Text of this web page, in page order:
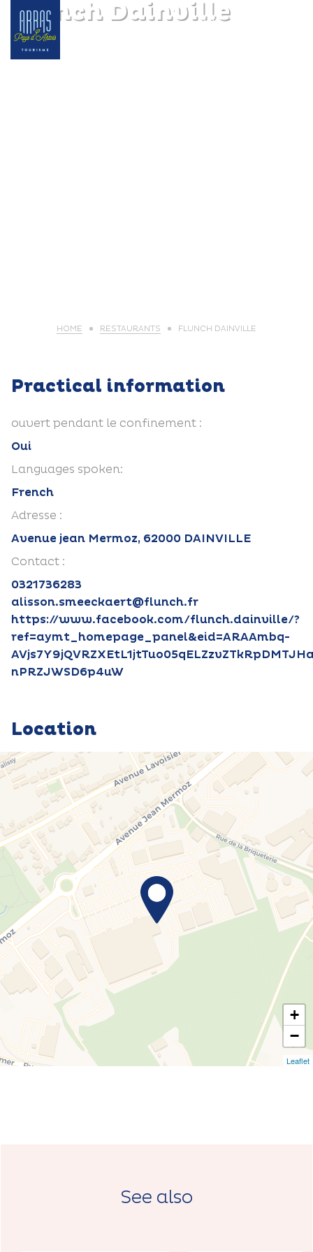
Flunch Dainville
HOME RESTAURANTS FLUNCH DAINVILLE
Practical information
ouvert pendant le confinement :
Oui
Languages spoken:
French
Adresse :
Avenue jean Mermoz, 62000 DAINVILLE
Contact :
0321736283
alisson.smeeckaert@flunch.fr
https://www.facebook.com/flunch.dainville/?
ref=aymt_homepage_panel&eid=ARAAmbq-
nPRZJWSD6p4uW
Location
+
−
Leaflet
See also